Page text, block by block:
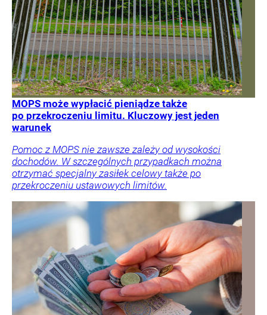
MOPS może wypłacić pieniądze także
po przekroczeniu limitu. Kluczowy jest jeden
warunek
Pomoc z MOPS nie zawsze zależy od wysokości
dochodów. W szczególnych przypadkach można
otrzymać specjalny zasiłek celowy także po
przekroczeniu ustawowych limitów.